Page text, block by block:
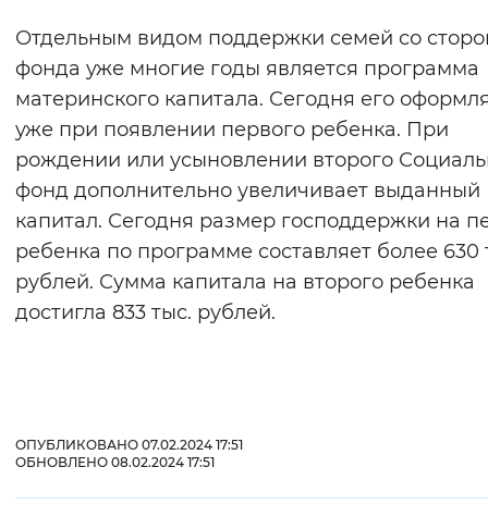
Отдельным видом поддержки семей со
фонда уже многие годы является программа
материнского капитала. Сегодня его
уже при появлении первого ребенка. При
рождении или усыновлении второго
фонд дополнительно увеличивает выданный
капитал. Сегодня размер господдержки на
ребенка по программе составляет более 630
рублей. Сумма капитала на второго ребенка
достигла 833 тыс. рублей.
ОПУБЛИКОВАНО 07.02.2024 17:51
ОБНОВЛЕНО 08.02.2024 17:51